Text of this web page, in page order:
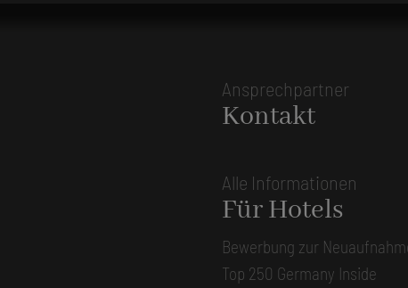
Ansprechpartner
Kontakt
Alle Informationen
Für Hotels
Bewerbung zur
Top 250 Germany Inside